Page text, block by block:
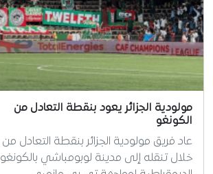
مولودية الجزائر يعود بنقطة التعادل من
الكونغو
عاد فريق مولودية الجزائر بنقطة التعادل من
خلال تنقله إلى مدينة لوبومباشي بالكونغو